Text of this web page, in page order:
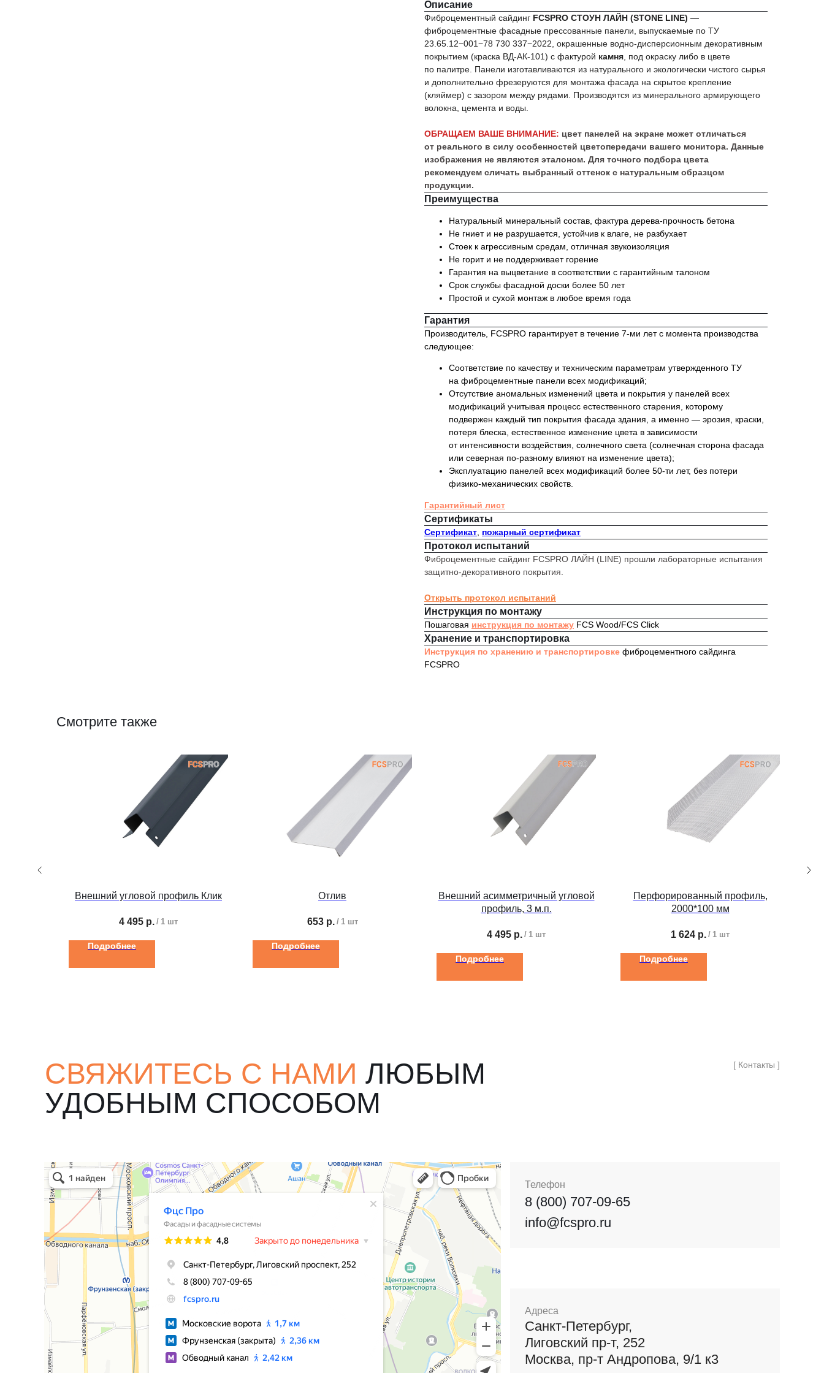
Описание
Фиброцементный сайдинг FCSPRO СТОУН ЛАЙН (STONE LINE) —
фиброцементные фасадные прессованные панели, выпускаемые по ТУ
23.65.12−001−78 730 337−2022, окрашенные водно-дисперсионным декоративным
покрытием (краска ВД-АК-101) с фактурой камня , под окраску либо в цвете
по палитре. Панели изготавливаются из натурального и экологически чистого сырья
и дополнительно фрезеруются для монтажа фасада на скрытое крепление
(кляймер) с зазором между рядами. Производятся из минерального армирующего
волокна, цемента и воды.
ОБРАЩАЕМ ВАШЕ ВНИМАНИЕ: цвет панелей на экране может отличаться
от реального в силу особенностей цветопередачи вашего монитора. Данные
изображения не являются эталоном. Для точного подбора цвета
рекомендуем сличать выбранный оттенок с натуральным образцом
продукции.
Преимущества
Натуральный минеральный состав, фактура дерева-прочность бетона
Не гниет и не разрушается, устойчив к влаге, не разбухает
Стоек к агрессивным средам, отличная звукоизоляция
Не горит и не поддерживает горение
Гарантия на выцветание в соответствии с гарантийным талоном
Срок службы фасадной доски более 50 лет
Простой и сухой монтаж в любое время года
Гарантия
Производитель, FCSPRO гарантирует в течение 7-ми лет с момента производства
следующее:
Соответствие по качеству и техническим параметрам утвержденного ТУ
на фиброцементные панели всех модификаций;
Отсутствие аномальных изменений цвета и покрытия у панелей всех
модификаций учитывая процесс естественного старения, которому
подвержен каждый тип покрытия фасада здания, а именно — эрозия, краски,
потеря блеска, естественное изменение цвета в зависимости
от интенсивности воздействия, солнечного света (солнечная сторона фасада
или северная по-разному влияют на изменение цвета);
Эксплуатацию панелей всех модификаций более 50-ти лет, без потери
физико-механических свойств.
Гарантийный лист
Сертификаты
Сертификат пожарный сертификат
Протокол испытаний
Фиброцементные сайдинг FCSPRO ЛАЙН (LINE) прошли лабораторные испытания
защитно-декоративного покрытия.
Открыть протокол испытаний
Инструкция по монтажу
Пошаговая инструкция по монтажу FCS Wood/FCS Click
Хранение и транспортировка
Инструкция по хранению и транспортировке фиброцементного сайдинга
FCSPRO
Смотрите также
Внешний угловой профиль Клик
4 495 р. / 1 шт
Подробнее
Отлив
653 р. / 1 шт
Подробнее
Внешний асимметричный угловой
профиль, 3 м.п.
4 495 р. / 1 шт
Подробнее
Перфорированный профиль,
2000*100 мм
1 624 р. / 1 шт
Подробнее
Адреса
Санкт-Петербург,
Лиговский пр-т, 252
Москва, пр-т Андропова, 9/1 к3
Телефон
8 (800) 707-09-65
info@fcspro.ru
СВЯЖИТЕСЬ С НАМИ ЛЮБЫМ
УДОБНЫМ СПОСОБОМ
[ Контакты ]